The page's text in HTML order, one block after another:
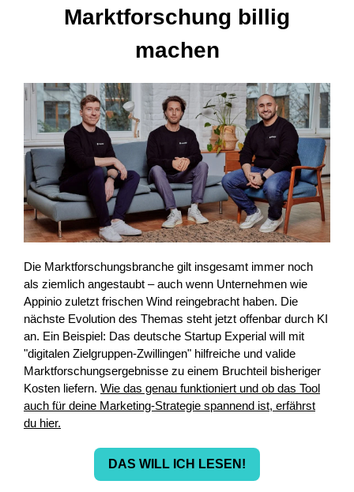
Marktforschung billig
machen
Die Marktforschungsbranche gilt insgesamt immer noch
als ziemlich angestaubt – auch wenn Unternehmen wie
Appinio zuletzt frischen Wind reingebracht haben. Die
nächste Evolution des Themas steht jetzt offenbar durch KI
an. Ein Beispiel: Das deutsche Startup Experial will mit
"digitalen Zielgruppen-Zwillingen" hilfreiche und valide
Marktforschungsergebnisse zu einem Bruchteil bisheriger
Kosten liefern. Wie das genau funktioniert und ob das Tool
auch für deine Marketing-Strategie spannend ist, erfährst
du hier.
DAS WILL ICH LESEN!